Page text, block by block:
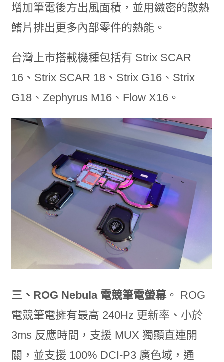
增加筆電後方出風面積，並用緻密的散熱
鰭片排出更多內部零件的熱能。
台灣上市搭載機種包括有 Strix SCAR
16、Strix SCAR 18、Strix G16、Strix
G18、Zephyrus M16、Flow X16。
三、ROG Nebula 電競筆電螢幕。 ROG
電競筆電擁有最高 240Hz 更新率、小於
3ms 反應時間，支援 MUX 獨顯直連開
關，並支援 100% DCI-P3 廣色域，通